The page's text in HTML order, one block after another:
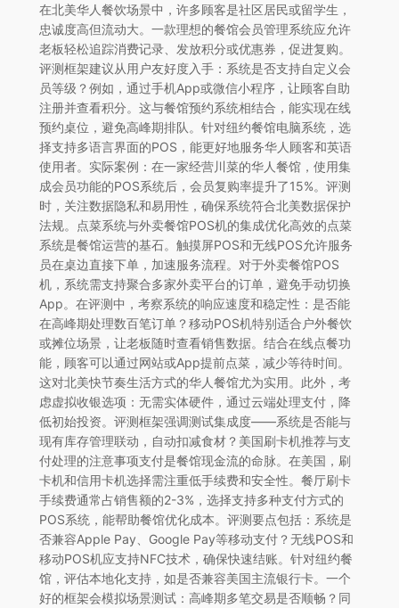
在北美华人餐饮场景中，许多顾客是社区居民或留学生，
忠诚度高但流动大。一款理想的餐馆会员管理系统应允许
老板轻松追踪消费记录、发放积分或优惠券，促进复购。
评测框架建议从用户友好度入手：系统是否支持自定义会
员等级？例如，通过手机App或微信小程序，让顾客自助
注册并查看积分。这与餐馆预约系统相结合，能实现在线
预约桌位，避免高峰期排队。针对纽约餐馆电脑系统，选
择支持多语言界面的POS，能更好地服务华人顾客和英语
使用者。实际案例：在一家经营川菜的华人餐馆，使用集
成会员功能的POS系统后，会员复购率提升了15%。评测
时，关注数据隐私和易用性，确保系统符合北美数据保护
法规。点菜系统与外卖餐馆POS机的集成优化高效的点菜
系统是餐馆运营的基石。触摸屏POS和无线POS允许服务
员在桌边直接下单，加速服务流程。对于外卖餐馆POS
机，系统需支持聚合多家外卖平台的订单，避免手动切换
App。在评测中，考察系统的响应速度和稳定性：是否能
在高峰期处理数百笔订单？移动POS机特别适合户外餐饮
或摊位场景，让老板随时查看销售数据。结合在线点餐功
能，顾客可以通过网站或App提前点菜，减少等待时间。
这对北美快节奏生活方式的华人餐馆尤为实用。此外，考
虑虚拟收银选项：无需实体硬件，通过云端处理支付，降
低初始投资。评测框架强调测试集成度——系统是否能与
现有库存管理联动，自动扣减食材？美国刷卡机推荐与支
付处理的注意事项支付是餐馆现金流的命脉。在美国，刷
卡机和信用卡机选择需注重低手续费和安全性。餐厅刷卡
手续费通常占销售额的2-3%，选择支持多种支付方式的
POS系统，能帮助餐馆优化成本。评测要点包括：系统是
否兼容Apple Pay、Google Pay等移动支付？无线POS和
移动POS机应支持NFC技术，确保快速结账。针对纽约餐
馆，评估本地化支持，如是否兼容美国主流银行卡。一个
好的框架会模拟场景测试：高峰期多笔交易是否顺畅？同